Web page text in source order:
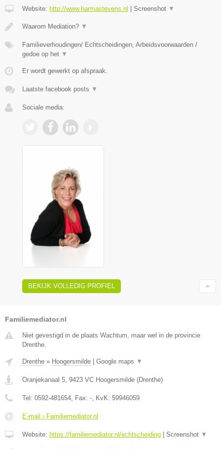
Website: http://www.harmastevens.nl | Screenshot ▼
Waarom Mediation? ▼
Familieverhoudingen/ Echtscheidingen, Arbeidsvoorwaarden /
gedoe op het ▼
Er wordt gewerkt op afspraak.
Laatste facebook posts ▼
Sociale media:
BEKIJK VOLLEDIG PROFIEL
Familiemediator.nl
Niet gevestigd in de plaats Wachtum, maar wel in de provincie
Drenthe.
Drenthe » Hoogersmilde Google maps ▼
Oranjekanaal 5, 9423 VC Hoogersmilde (Drenthe)
Tel: 0592-481654, Fax: -, KvK: 59946059
E-mail › Familiemediator.nl
Website: https://familiemediator.nl/echtscheiding Screenshot ▼